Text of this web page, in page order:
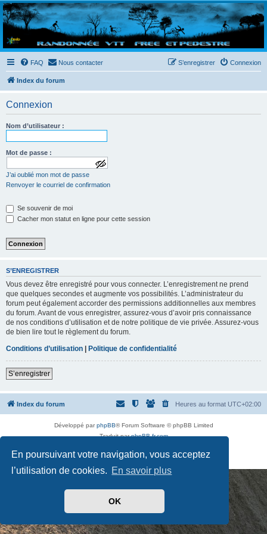
En poursuivant votre navigation, vous acceptez
l’utilisation de cookies. En savoir plus
OK
Randovttfree.fr
Bienvenue sur le site des randos vtt et pédestre de Bretagne . Bonne navigation sur le site
et bonnes randos dans l'Ouest !
FAQ Nous contacter Connexion
S’enregistrer
Index du forum
Connexion
Nom d’utilisateur :
Mot de passe :
a
f
e
d
e
p
a
s
e
J’ai oublié mon mot de passe
Renvoyer le courriel de confirmation
Se souvenir de moi
Cacher mon statut en ligne pour cette session
S’ENREGISTRER
Vous devez être enregistré pour vous connecter. L’enregistrement ne prend
que quelques secondes et augmente vos possibilités. L’administrateur du
forum peut également accorder des permissions additionnelles aux membres
du forum. Avant de vous enregistrer, assurez-vous d’avoir pris connaissance
de nos conditions d’utilisation et de notre politique de vie privée. Assurez-vous
de bien lire tout le règlement du forum.
Conditions d’utilisation | Politique de confidentialité
S’enregistrer
Index du forum Heures au format UTC+02:00
Développé parphpBB® Forum Software © phpBB Limited
Traduit parphpBB-fr.com
Confidentialité| Conditions